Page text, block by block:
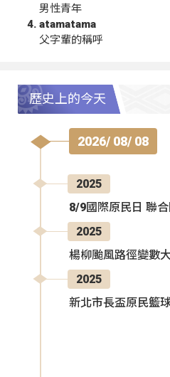
男性青年
atamatama
父字輩的稱呼
歷史上的今天
2026/ 08/ 08
2025
8/9國際原民日 聯
2025
楊柳颱風路徑變數
2025
新北市長盃原民籃